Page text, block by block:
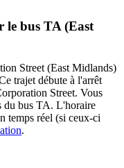
le bus TA (East
Street (East Midlands)
trajet débute à l'arrêt
Street. Vous
du bus TA. L'horaire
temps réel (si ceux-ci
.